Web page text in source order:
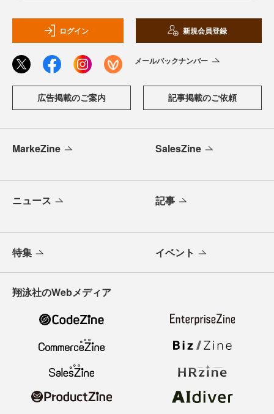
ログイン 新規会員登録
メールバックナンバー
広告掲載のご案内 記事掲載のご依頼
MarkeZine SalesZine
ニュース 記事
特集 イベント
翔泳社のWebメディア